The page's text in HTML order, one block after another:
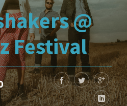
@
Festival